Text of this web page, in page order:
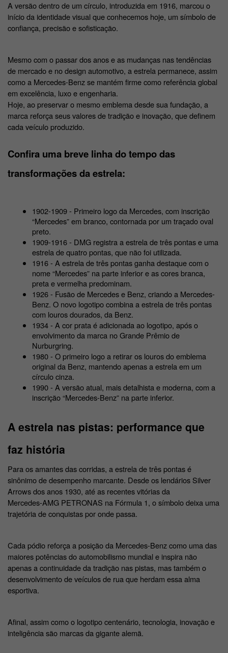
A versão dentro de um círculo, introduzida em 1916, marcou o
início da identidade visual que conhecemos hoje, um símbolo de
confiança, precisão e sofisticação.
Mesmo com o passar dos anos e as mudanças nas tendências
de mercado e no design automotivo, a estrela permanece, assim
como a Mercedes-Benz se mantém firme como referência global
em excelência, luxo e engenharia.
Hoje, ao preservar o mesmo emblema desde sua fundação, a
marca reforça seus valores de tradição e inovação, que definem
cada veículo produzido.
Confira uma breve linha do tempo das
transformações da estrela:
1902-1909 - Primeiro logo da Mercedes, com inscrição
“Mercedes” em branco, contornada por um traçado oval
preto.
1909-1916 - DMG registra a estrela de três pontas e uma
estrela de quatro pontas, que não foi utilizada.
1916 - A estrela de três pontas ganha destaque com o
nome “Mercedes” na parte inferior e as cores branca,
preta e vermelha predominam.
1926 - Fusão de Mercedes e Benz, criando a Mercedes-
Benz. O novo logotipo combina a estrela de três pontas
com louros dourados, da Benz.
1934 - A cor prata é adicionada ao logotipo, após o
envolvimento da marca no Grande Prêmio de
Nurburgring.
1980 - O primeiro logo a retirar os louros do emblema
original da Benz, mantendo apenas a estrela em um
círculo cinza.
1990 - A versão atual, mais detalhista e moderna, com a
inscrição “Mercedes-Benz” na parte inferior.
A estrela nas pistas: performance que
faz história
Para os amantes das corridas, a estrela de três pontas é
sinônimo de desempenho marcante. Desde os lendários Silver
Arrows dos anos 1930, até as recentes vitórias da
Mercedes-AMG PETRONAS na Fórmula 1, o símbolo deixa uma
trajetória de conquistas por onde passa.
Cada pódio reforça a posição da Mercedes-Benz como uma das
maiores potências do automobilismo mundial e inspira não
apenas a continuidade da tradição nas pistas, mas também o
desenvolvimento de veículos de rua que herdam essa alma
esportiva.
Afinal, assim como o logotipo centenário, tecnologia, inovação e
inteligência são marcas da gigante alemã.